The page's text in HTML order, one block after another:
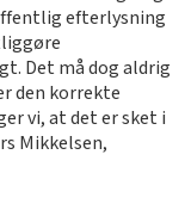
efterlysning
Det må dog aldrig
den korrekte
vi, at det er sket i
Mikkelsen,